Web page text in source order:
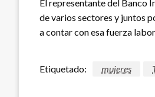
El representante del Banco
de varios sectores y juntos
a contar con esa fuerza
Etiquetado: mujeres